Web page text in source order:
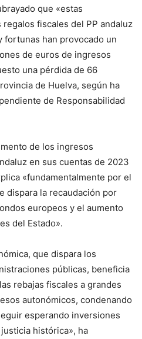
que «estas
fiscales del PP andaluz
fortunas han provocado un
de euros de ingresos
una pérdida de 66
de Huelva, según ha
de Responsabilidad
de los ingresos
en sus cuentas de 2023
«fundamentalmente por el
dispara la recaudación por
europeos y el aumento
del Estado».
que dispara los
públicas, beneficia
rebajas fiscales a grandes
autonómicos, condenando
esperando inversiones
histórica», ha